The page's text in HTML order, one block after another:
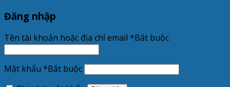
Đăng nhập
Tên tài khoản hoặc địa chỉ email *Bắt buộc
Mật khẩu *Bắt buộc